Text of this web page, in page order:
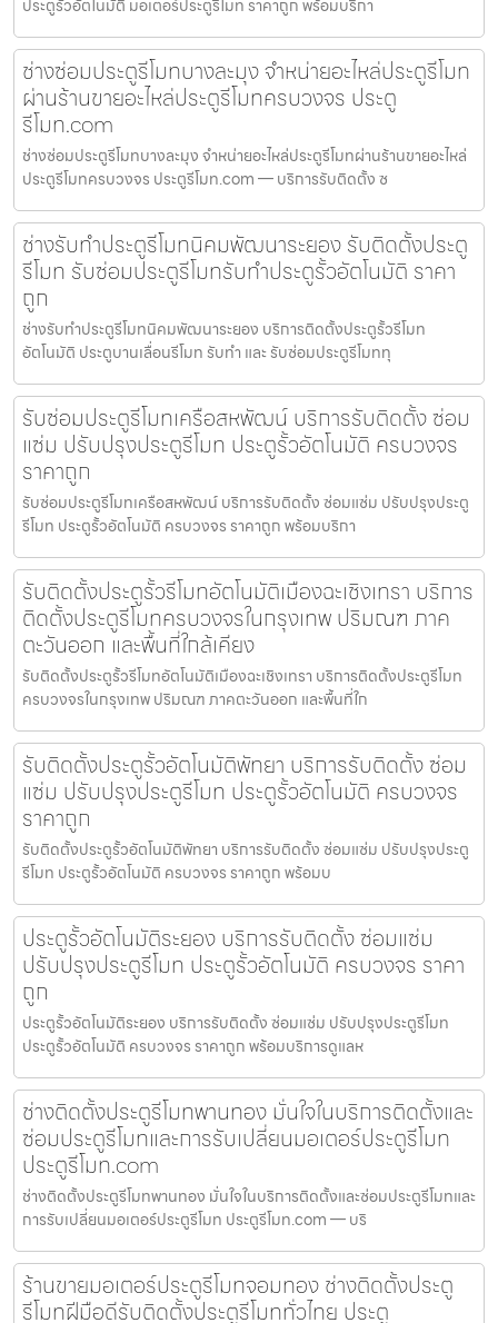
ประตูรั้วอัตโนมัติ มอเตอร์ประตูรีโมท ราคาถูก พร้อมบริกา
ช่างซ่อมประตูรีโมทบางละมุง จำหน่ายอะไหล่ประตูรีโมท
ผ่านร้านขายอะไหล่ประตูรีโมทครบวงจร ประตู
รีโมท.com
ช่างซ่อมประตูรีโมทบางละมุง จำหน่ายอะไหล่ประตูรีโมทผ่านร้านขายอะไหล่
ประตูรีโมทครบวงจร ประตูรีโมท.com — บริการรับติดตั้ง ซ
ช่างรับทำประตูรีโมทนิคมพัฒนาระยอง รับติดตั้งประตู
รีโมท รับซ่อมประตูรีโมทรับทำประตูรั้วอัตโนมัติ ราคา
ถูก
ช่างรับทำประตูรีโมทนิคมพัฒนาระยอง บริการติดตั้งประตูรั้วรีโมท
อัตโนมัติ ประตูบานเลื่อนรีโมท รับทำ และ รับซ่อมประตูรีโมททุ
รับซ่อมประตูรีโมทเครือสหพัฒน์ บริการรับติดตั้ง ซ่อม
แซ่ม ปรับปรุงประตูรีโมท ประตูรั้วอัตโนมัติ ครบวงจร
ราคาถูก
รับซ่อมประตูรีโมทเครือสหพัฒน์ บริการรับติดตั้ง ซ่อมแซ่ม ปรับปรุงประตู
รีโมท ประตูรั้วอัตโนมัติ ครบวงจร ราคาถูก พร้อมบริกา
รับติดตั้งประตูรั้วรีโมทอัตโนมัติเมืองฉะเชิงเทรา บริการ
ติดตั้งประตูรีโมทครบวงจรในกรุงเทพ ปริมณฑ ภาค
ตะวันออก และพื้นที่ใกล้เคียง
รับติดตั้งประตูรั้วรีโมทอัตโนมัติเมืองฉะเชิงเทรา บริการติดตั้งประตูรีโมท
ครบวงจรในกรุงเทพ ปริมณฑ ภาคตะวันออก และพื้นที่ใก
รับติดตั้งประตูรั้วอัตโนมัติพัทยา บริการรับติดตั้ง ซ่อม
แซ่ม ปรับปรุงประตูรีโมท ประตูรั้วอัตโนมัติ ครบวงจร
ราคาถูก
รับติดตั้งประตูรั้วอัตโนมัติพัทยา บริการรับติดตั้ง ซ่อมแซ่ม ปรับปรุงประตู
รีโมท ประตูรั้วอัตโนมัติ ครบวงจร ราคาถูก พร้อมบ
ประตูรั้วอัตโนมัติระยอง บริการรับติดตั้ง ซ่อมแซ่ม
ปรับปรุงประตูรีโมท ประตูรั้วอัตโนมัติ ครบวงจร ราคา
ถูก
ประตูรั้วอัตโนมัติระยอง บริการรับติดตั้ง ซ่อมแซ่ม ปรับปรุงประตูรีโมท
ประตูรั้วอัตโนมัติ ครบวงจร ราคาถูก พร้อมบริการดูแลห
ช่างติดตั้งประตูรีโมทพานทอง มั่นใจในบริการติดตั้งและ
ซ่อมประตูรีโมทและการรับเปลี่ยนมอเตอร์ประตูรีโมท
ประตูรีโมท.com
ช่างติดตั้งประตูรีโมทพานทอง มั่นใจในบริการติดตั้งและซ่อมประตูรีโมทและ
การรับเปลี่ยนมอเตอร์ประตูรีโมท ประตูรีโมท.com — บริ
ร้านขายมอเตอร์ประตูรีโมทจอมทอง ช่างติดตั้งประตู
รีโมทฝีมือดีรับติดตั้งประตูรีโมททั่วไทย ประตู